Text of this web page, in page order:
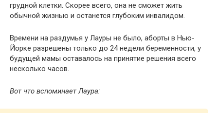
грудной клетки. Скорее всего, она не сможет жить
обычной жизнью и останется глубоким инвалидом.
Времени на раздумья у Лауры не было, аборты в Нью-
Йорке разрешены только до 24 недели беременности, у
будущей мамы оставалось на принятие решения всего
несколько часов.
Вот что вспоминает Лаура: